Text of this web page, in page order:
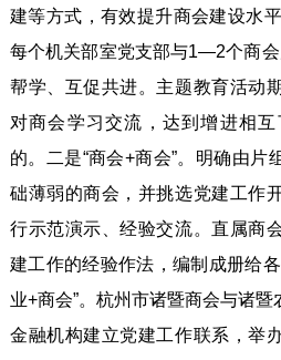
建等方式，有效提升商会建设水
每个机关部室党支部与1—2个商
帮学、互促共进。主题教育活动
对商会学习交流，达到增进相
的。二是“商会+商会”。明确由片
础薄弱的商会，并挑选党建工作
行示范演示、经验交流。直属商
建工作的经验作法，编制成册给
业+商会”。杭州市诸暨商会与诸
金融机构建立党建工作联系，举